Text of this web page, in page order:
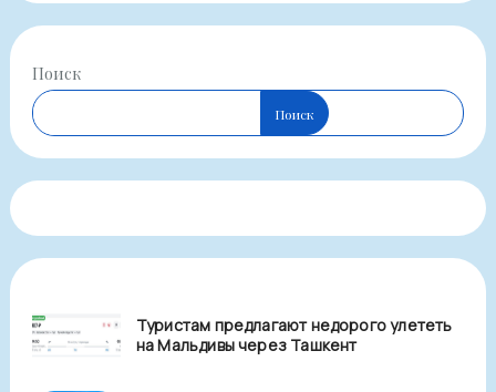
Поиск
Поиск
Туристам предлагают недорого улететь
на Мальдивы через Ташкент